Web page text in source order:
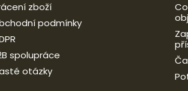
zboží
podmínky
spolupráce
otázky